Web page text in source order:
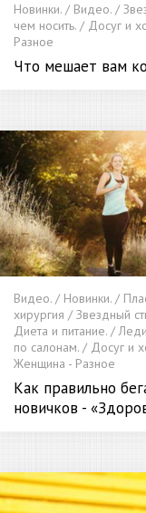
Новинки. / Видео. /
чем носить. / Досуг и
Разное
Что мешает вам
Видео. / Новинки. /
хирургия / Звездный
Диета и питание. /
по салонам. / Досуг и
Женщина - Разное
Как правильно
новичков -